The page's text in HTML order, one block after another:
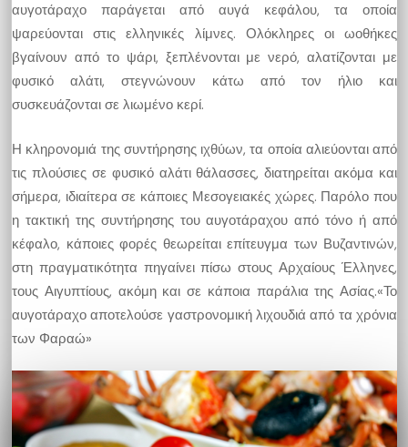
αυγοτάραχο παράγεται από αυγά κεφάλου, τα οποία
ψαρεύονται στις ελληνικές λίμνες. Ολόκληρες οι ωοθήκες
βγαίνουν από το ψάρι, ξεπλένονται με νερό, αλατίζονται με
φυσικό αλάτι, στεγνώνουν κάτω από τον ήλιο και
συσκευάζονται σε λιωμένο κερί.
Η κληρονομιά της συντήρησης ιχθύων, τα οποία αλιεύονται από
τις πλούσιες σε φυσικό αλάτι θάλασσες, διατηρείται ακόμα και
σήμερα, ιδιαίτερα σε κάποιες Μεσογειακές χώρες. Παρόλο που
η τακτική της συντήρησης του αυγοτάραχου από τόνο ή από
κέφαλο, κάποιες φορές θεωρείται επίτευγμα των Βυζαντινών,
στη πραγματικότητα πηγαίνει πίσω στους Αρχαίους Έλληνες,
τους Αιγυπτίους, ακόμη και σε κάποια παράλια της Ασίας.«Το
αυγοτάραχο αποτελούσε γαστρονομική λιχουδιά από τα χρόνια
των Φαραώ»